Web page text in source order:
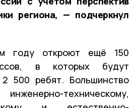
региона, — подчеркнул
году откроют ещё 150
в которых будут
500 ребят. Большинство
техническому,